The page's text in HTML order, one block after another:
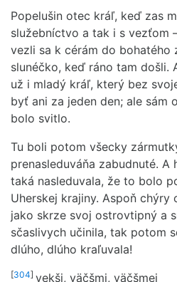
Popelušin otec kráľ, keď zas
služebníctvo a tak i s
vezli sa k cérám do bohatého
slunéčko, keď ráno tam došli.
už i mladý kráľ, který bez
byť ani za jeden den; ale sám
bolo svitlo.
Tu boli potom všecky
prenasleduváňa zabudnuté. A
taká nasleduvala, že to bolo
Uherskej krajiny. Aspoň chýry
jako skrze svoj ostrovtipný a
sčaslivych učinila, tak potom
dlúho, dlúho kraľuvala!
[304] vekši, väčšmi, väčšmej